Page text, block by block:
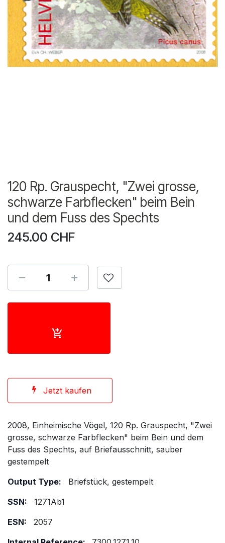
120 Rp. Grauspecht, "Zwei grosse,
schwarze Farbflecken" beim Bein
und dem Fuss des Spechts
245.00 CHF
Jetzt kaufen
2008, Einheimische Vögel, 120 Rp. Grauspecht, "Zwei
grosse, schwarze Farbflecken" beim Bein und dem
Fuss des Spechts, auf Briefausschnitt, sauber
gestempelt
Output Type:
Briefstück, gestempelt
SSN:
1271Ab1
ESN:
2057